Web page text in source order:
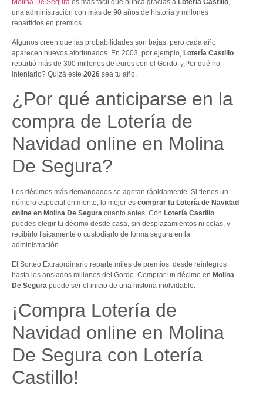
Molina De Segura es más fácil que nunca gracias a Lotería Castillo,
una administración con más de 90 años de historia y millones
repartidos en premios.
Algunos creen que las probabilidades son bajas, pero cada año
aparecen nuevos afortunados. En 2003, por ejemplo, Lotería Castillo
repartió más de 300 millones de euros con el Gordo. ¿Por qué no
intentarlo? Quizá este 2026 sea tu año.
¿Por qué anticiparse en la
compra de Lotería de
Navidad online en Molina
De Segura?
Los décimos más demandados se agotan rápidamente. Si tienes un
número especial en mente, lo mejor es comprar tu Lotería de Navidad
online en Molina De Segura cuanto antes. Con Lotería Castillo
puedes elegir tu décimo desde casa, sin desplazamientos ni colas, y
recibirlo físicamente o custodiarlo de forma segura en la
administración.
El Sorteo Extraordinario reparte miles de premios: desde reintegros
hasta los ansiados millones del Gordo. Comprar un décimo en Molina
De Segura puede ser el inicio de una historia inolvidable.
¡Compra Lotería de
Navidad online en Molina
De Segura con Lotería
Castillo!